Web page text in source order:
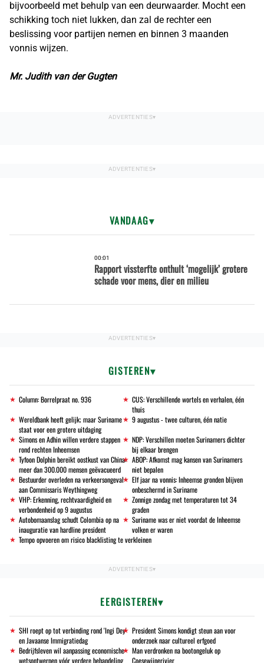
bijvoorbeeld met behulp van een deurwaarder. Mocht een
schikking toch niet lukken, dan zal de rechter een
beslissing voor partijen nemen en binnen 3 maanden
vonnis wijzen.
Mr. Judith van der Gugten
VANDAAG
00:01
Rapport vissterfte onthult ‘mogelijk’ grotere
schade voor mens, dier en milieu
GISTEREN
Column: Borrelpraat no. 936
CUS: Verschillende wortels en verhalen, één
thuis
Wereldbank heeft gelijk; maar Suriname
staat voor een grotere uitdaging
9 augustus - twee culturen, één natie
Simons en Adhin willen verdere stappen
rond rechten Inheemsen
NDP: Verschillen moeten Surinamers dichter
bij elkaar brengen
Tyfoon Dolphin bereikt oostkust van China:
meer dan 300.000 mensen geëvacueerd
ABOP: Afkomst mag kansen van Surinamers
niet bepalen
Bestuurder overleden na verkeersongeval
aan Commissaris Weythingweg
Elf jaar na vonnis: Inheemse gronden blijven
onbeschermd in Suriname
VHP: Erkenning, rechtvaardigheid en
verbondenheid op 9 augustus
Zonnige zondag met temperaturen tot 34
graden
Autobomaanslag schudt Colombia op na
inauguratie van hardline president
Suriname was er niet voordat de Inheemse
volken er waren
Tempo opvoeren om risico blacklisting te verkleinen
EERGISTEREN
SHI roept op tot verbinding rond 'Ingi Dey'
en Javaanse Immigratiedag
President Simons kondigt steun aan voor
onderzoek naar cultureel erfgoed
Bedrijfsleven wil aanpassing economische
wetsontwerpen vóór verdere behandeling
Man verdronken na bootongeluk op
Coesewijnerivier